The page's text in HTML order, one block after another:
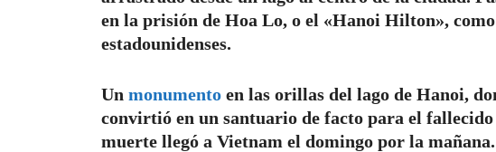
en la prisión de Hoa Lo, o el «Hanoi Hilton»,
estadounidenses.
Un monumento en las orillas del lago de Hanoi,
convirtió en un santuario de facto para el fallecido
muerte llegó a Vietnam el domingo por la mañana.